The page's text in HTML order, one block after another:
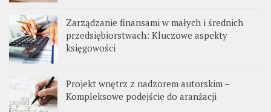
Zarządzanie finansami w małych i średnich
przedsiębiorstwach: Kluczowe aspekty
księgowości
Projekt wnętrz z nadzorem autorskim –
Kompleksowe podejście do aranżacji